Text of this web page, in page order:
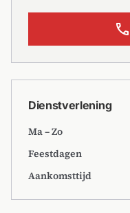
call
Dienstverlening
Ma – Zo
Feestdagen
Aankomsttijd